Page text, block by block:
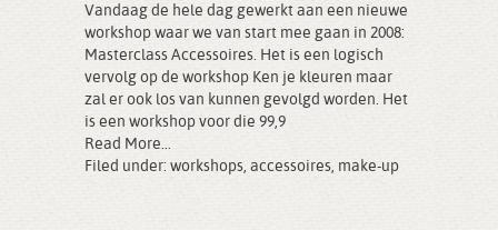
Vandaag de hele dag gewerkt aan een nieuwe
workshop waar we van start mee gaan in 2008:
Masterclass Accessoires. Het is een logisch
vervolg op de workshop Ken je kleuren maar
zal er ook los van kunnen gevolgd worden. Het
is een workshop voor die 99,9
Read More...
Filed under: workshops, accessoires, make-up